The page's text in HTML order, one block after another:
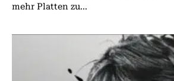
mehr Platten zu...